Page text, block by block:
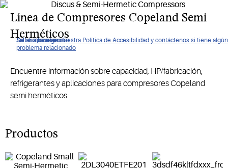
De clic para ver nuestra Política de Accesibilidad y contáctenos si tiene algún
problema relacionado
Saltar a navegación
Saltar al contenido
Saltar a buscar
requieren amplios rangos de temperatura, incluidas
condiciones de evaporación de -40°C.
Línea de Compresores Copeland Semi
Herméticos
Encuentre información sobre capacidad, HP/fabricación,
refrigerantes y aplicaciones para compresores Copeland
semi herméticos.
Productos